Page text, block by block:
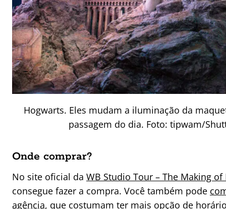
Hogwarts. Eles mudam a iluminação da
passagem do dia. Foto: tipwam/
Onde comprar?
No site oficial da WB Studio Tour – The Making
consegue fazer a compra. Você também pode
agência, que costumam ter mais opção de